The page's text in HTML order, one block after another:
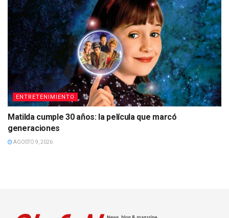
ENTRETENIMIENTO
Matilda cumple 30 años: la película que marcó
generaciones
AGOSTO 9, 2026